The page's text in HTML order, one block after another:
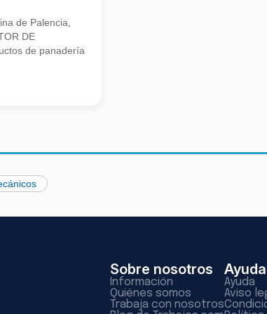
de Palencia,
DE
de panadería
Sobre nosotros
Información
Quiénes somos
Trabaja con nosotros
Ayuda
Ayuda
Aviso